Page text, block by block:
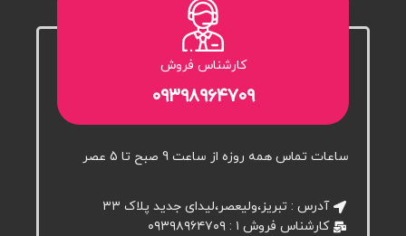
کارشناس فروش
۰۹۳۹۸۹۶۴۷۰۹
ساعات تماس همه روزه از ساعت 9 صبح تا 5 عصر
آدرس : تبریز،ولیعصر،لیدای جدید پلاک ۳۳
کارشناس فروش ۱ : ۰۹۳۹۸۹۶۴۷۰۹